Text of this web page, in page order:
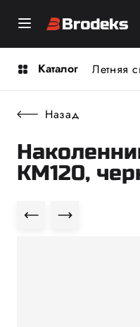
Каталог Летняя
Назад
KM120,